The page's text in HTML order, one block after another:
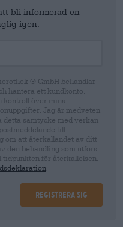
bli informerad en
igen.
® GmbH behandlar
hantera ett kundkonto.
kontroll över mina
Jag är medveten
detta samtycke med verkan
till
om att återkallandet av ditt
den behandling som utförs
för återkallelsen.
Registrera sig